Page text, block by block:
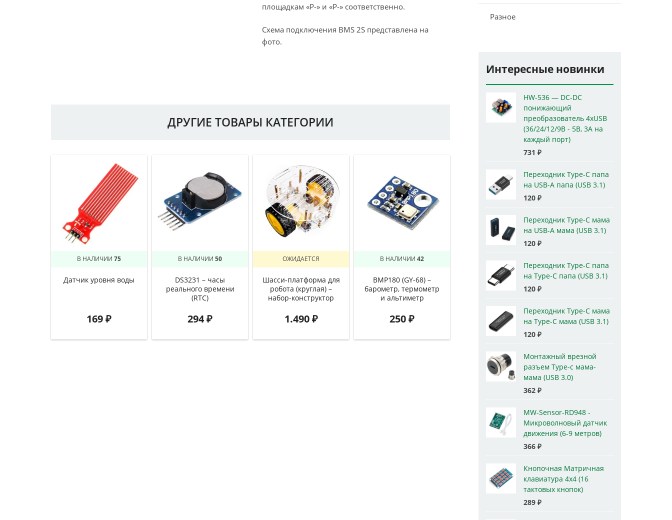
площадкам «P-» и «P-» соответственно.
Схема подключения BMS 2S представлена на
фото.
ДРУГИЕ ТОВАРЫ КАТЕГОРИИ
В НАЛИЧИИ 75
Датчик уровня воды
169₽
В НАЛИЧИИ 50
DS3231 – часы
реального времени
(RTC)
294₽
ОЖИДАЕТСЯ
Шасси-платформа для
робота (круглая) –
набор-конструктор
1.490₽
В НАЛИЧИИ 42
BMP180 (GY-68) –
барометр, термометр
и альтиметр
250₽
Разное
Интересные новинки
HW-536 — DC-DC
понижающий
преобразователь 4xUSB
(36/24/12/9В - 5В, 3А на
каждый порт)
731 ₽
Переходник Type-C папа
на USB-A папа (USB 3.1)
120 ₽
Переходник Type-C мама
на USB-A мама (USB 3.1)
120 ₽
Переходник Type-C папа
на Type-C папа (USB 3.1)
120 ₽
Переходник Type-C мама
на Type-C мама (USB 3.1)
120 ₽
Монтажный врезной
разъем Type-c мама-
мама (USB 3.0)
362 ₽
MW-Sensor-RD948 -
Микроволновый датчик
движения (6-9 метров)
366 ₽
Кнопочная Матричная
клавиатура 4x4 (16
тактовых кнопок)
289 ₽